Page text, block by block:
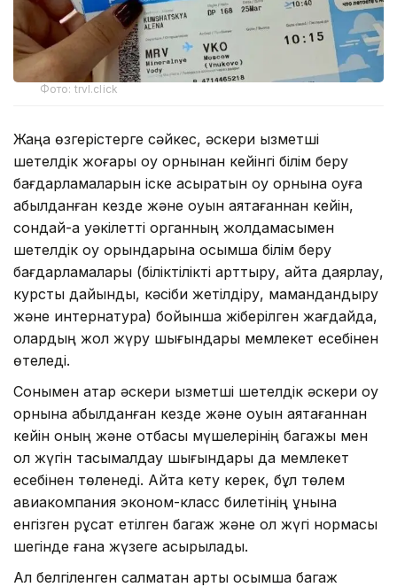
Фото: trvl.click
Жаңа өзгерістерге сәйкес, әскери қызметші
шетелдік жоғары оқу орнынан кейінгі білім беру
бағдарламаларын іске асыратын оқу орнына оқуға
қабылданған кезде және оқуын аяқтағаннан кейін,
сондай-ақ уәкілетті органның жолдамасымен
шетелдік оқу орындарына қосымша білім беру
бағдарламалары (біліктілікті арттыру, қайта даярлау,
курстық дайындық, кәсіби жетілдіру, мамандандыру
және интернатура) бойынша жіберілген жағдайда,
олардың жол жүру шығындары мемлекет есебінен
өтеледі.
Сонымен қатар әскери қызметші шетелдік әскери оқу
орнына қабылданған кезде және оқуын аяқтағаннан
кейін оның және отбасы мүшелерінің багажы мен
қол жүгін тасымалдау шығындары да мемлекет
есебінен төленеді. Айта кету керек, бұл төлем
авиакомпания эконом-класс билетінің құнына
енгізген рұқсат етілген багаж және қол жүгі нормасы
шегінде ғана жүзеге асырылады.
Ал белгіленген салмақтан артық қосымша багаж